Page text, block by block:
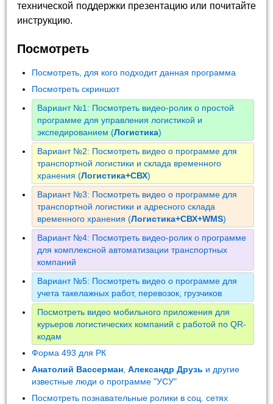
технической поддержки презентацию или почитайте
инструкцию.
Посмотреть
Посмотреть, для кого подходит данная программа
Посмотреть скриншот
Вариант №1: Посмотреть видео-ролик о простой
программе для управления логистикой и
экспедированием (Логистика)
Вариант №2: Посмотреть видео о программе для
транспортной логистики и склада временного
хранения (Логистика+СВХ)
Вариант №3: Посмотреть видео о программе для
транспортной логистики и адресного склада
временного хранения (Логистика+СВХ+WMS)
Вариант №4: Посмотреть видео-ролик о программе
для комплексной автоматизации транспортных
компаний
Вариант №5: Посмотреть видео о программе для
учета такелажных работ, перевозок, грузчиков
Посмотреть видео мобильного приложения для
курьеров логистических компаний с работой по QR-
кодам
Форма 493 для РК
Анатолий Вассерман ,Александр Друзь и другие
известные люди о программе "УСУ"
Посмотреть познавательные ролики в соц. сетях